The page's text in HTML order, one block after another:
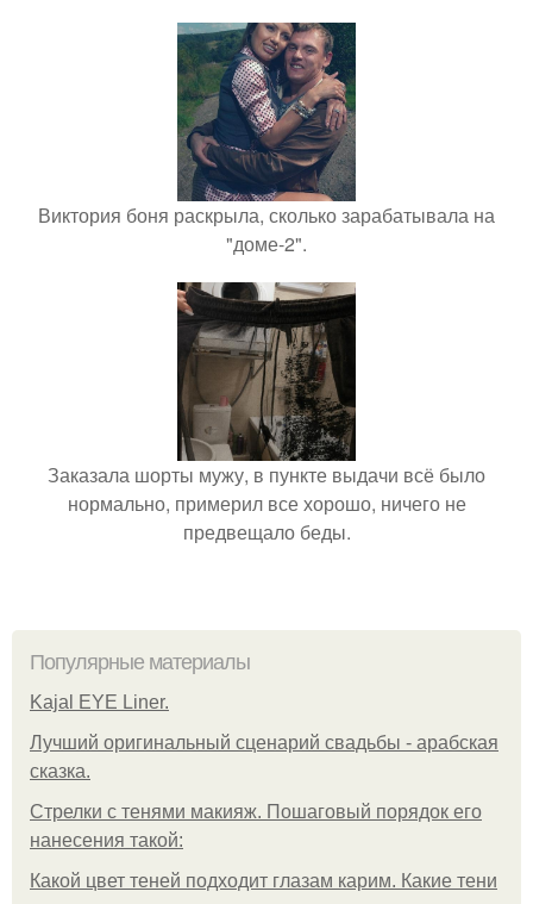
Виктория боня раскрыла, сколько зарабатывала на
"доме-2".
Заказала шорты мужу, в пункте выдачи всё было
нормально, примерил все хорошо, ничего не
предвещало беды.
Популярные материалы
Kajal EYE Liner.
Лучший оригинальный сценарий свадьбы - арабская
сказка.
Стрелки с тенями макияж. Пошаговый порядок его
нанесения такой:
Какой цвет теней подходит глазам карим. Какие тени